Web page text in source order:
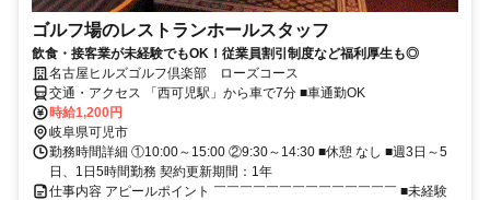
ゴルフ場のレストランホールスタッフ
飲食・接客業が未経験でもOK！従業員割引制度など福利厚生も◎
名古屋ヒルズゴルフ倶楽部 ローズコース
交通・アクセス 「西可児駅」から車で7分 ■車通勤OK
時給1,200円
岐阜県可児市
勤務時間詳細 ①10:00～15:00 ②9:30～14:30 ■休憩 なし ■週3日～5
日、1日5時間勤務 契約更新期間：1年
仕事内容 アピールポイント ￣￣￣￣￣￣￣￣￣￣￣￣￣￣ ■未経験